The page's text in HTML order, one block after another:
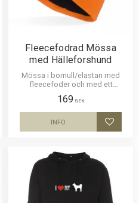
i favoriter
Fleecefodrad Mössa
med Hälleforshund
Mössa i bomull/elastan med
fleecefoder och med ett
Mössan finns i flera färger.
169 SEK
Lägg
INFO